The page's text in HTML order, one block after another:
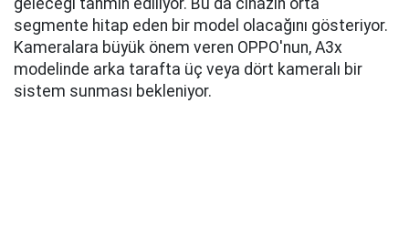
geleceği tahmin ediliyor. Bu da cihazın orta
segmente hitap eden bir model olacağını gösteriyor.
Kameralara büyük önem veren OPPO'nun, A3x
modelinde arka tarafta üç veya dört kameralı bir
sistem sunması bekleniyor.